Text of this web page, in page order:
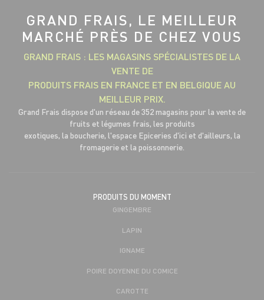
GRAND FRAIS, LE MEILLEUR
MARCHÉ PRÈS DE CHEZ VOUS
GRAND FRAIS : LES MAGASINS SPÉCIALISTES DE LA
VENTE DE
PRODUITS FRAIS EN FRANCE ET EN BELGIQUE AU
MEILLEUR PRIX.
Grand Frais dispose d'un réseau de 352 magasins pour la vente de
fruits et légumes frais, les produits
exotiques, la boucherie, l'espace Epiceries d'ici et d'ailleurs, la
fromagerie et la poissonnerie.
PRODUITS DU MOMENT
GINGEMBRE
LAPIN
IGNAME
POIRE DOYENNE DU COMICE
CAROTTE